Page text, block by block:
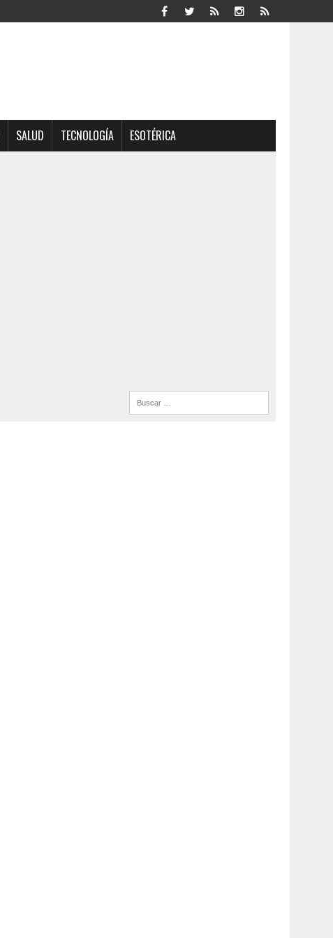
SALUD TECNOLOGÍA ESOTÉRICA